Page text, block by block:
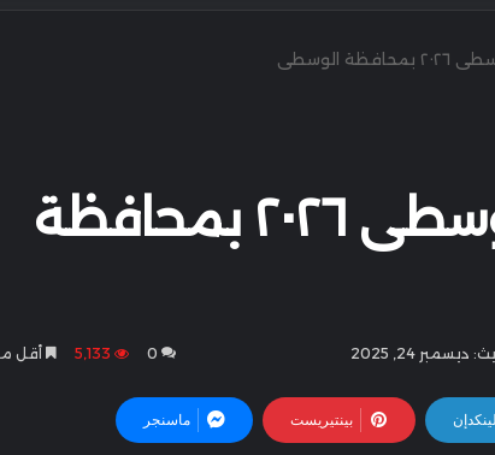
الوسطى
تدشين شتاء الوسطى ٢٠٢٦ بمحافظة
ديسمبر 24, 2025 0 5٬133 أقل
لينكدإن بينتيريست ماسنجر